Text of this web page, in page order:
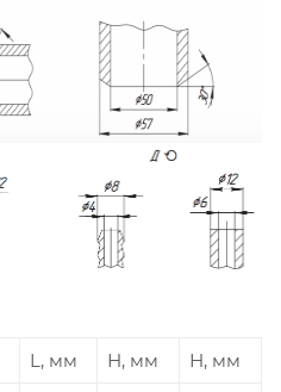
L, мм Н, мм
Н, мм